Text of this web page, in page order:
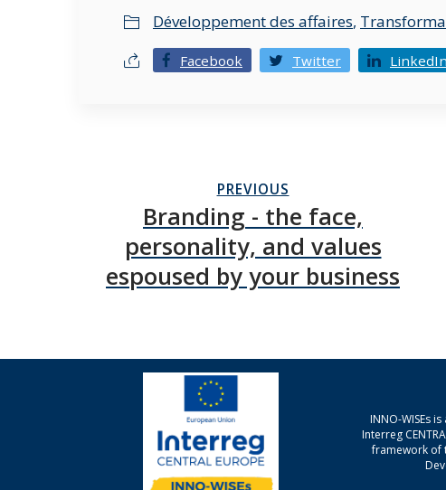
Développement des affaires,
Facebook Twitter LinkedIn
PREVIOUS
Branding - the face,
personality, and values
espoused by your business
INNO-WISEs
Interreg
framework of